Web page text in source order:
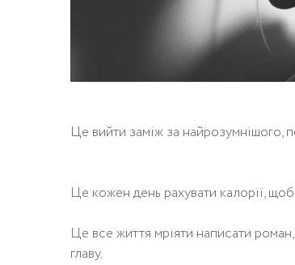
Це вийти заміж за найрозумнішого,
Це кожен день рахувати калорії,
Це все життя мріяти написати
главу.